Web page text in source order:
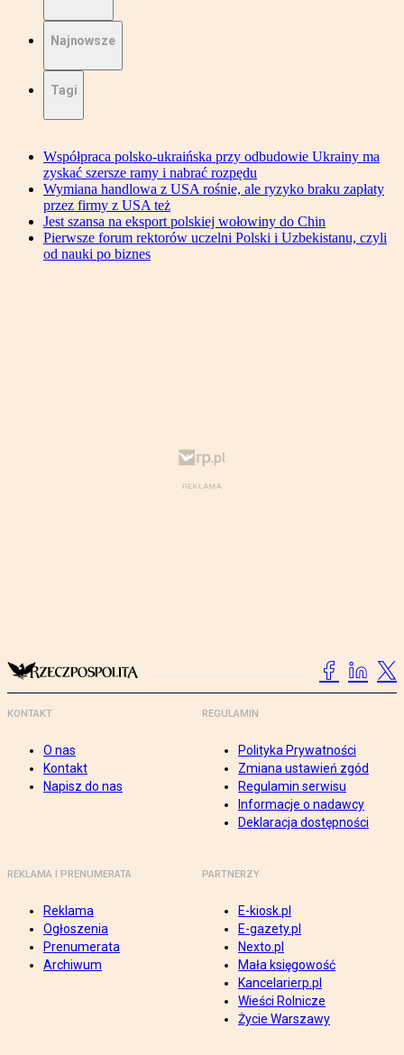
Najnowsze
Tagi
Współpraca polsko-ukraińska przy odbudowie Ukrainy ma
zyskać szersze ramy i nabrać rozpędu
Wymiana handlowa z USA rośnie, ale ryzyko braku zapłaty
przez firmy z USA też
Jest szansa na eksport polskiej wołowiny do Chin
Pierwsze forum rektorów uczelni Polski i Uzbekistanu, czyli
od nauki po biznes
KONTAKT
O nas
Kontakt
Napisz do nas
REGULAMIN
Polityka Prywatności
Zmiana ustawień zgód
Regulamin serwisu
Informacje o nadawcy
Deklaracja dostępności
REKLAMA I PRENUMERATA
Reklama
Ogłoszenia
Prenumerata
Archiwum
PARTNERZY
E-kiosk.pl
E-gazety.pl
Nexto.pl
Mała księgowość
Kancelarierp.pl
Wieści Rolnicze
Życie Warszawy